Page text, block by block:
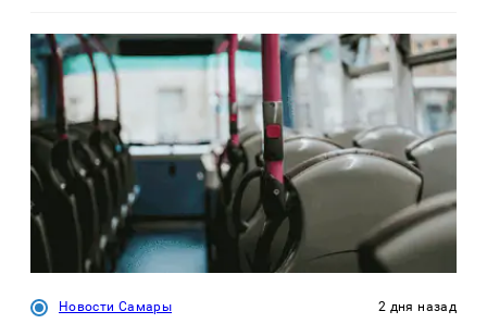
Новости Самары 2 дня назад